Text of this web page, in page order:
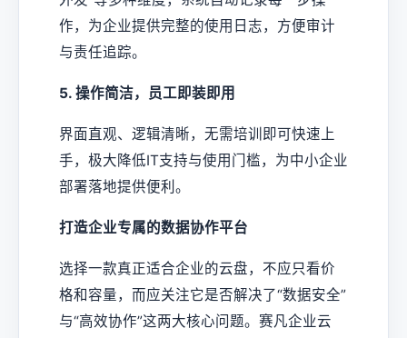
作，为企业提供完整的使用日志，方便审计
与责任追踪。
5. 操作简洁，员工即装即用
界面直观、逻辑清晰，无需培训即可快速上
手，极大降低IT支持与使用门槛，为中小企业
部署落地提供便利。
打造企业专属的数据协作平台
选择一款真正适合企业的云盘，不应只看价
格和容量，而应关注它是否解决了“数据安全”
与“高效协作”这两大核心问题。赛凡企业云